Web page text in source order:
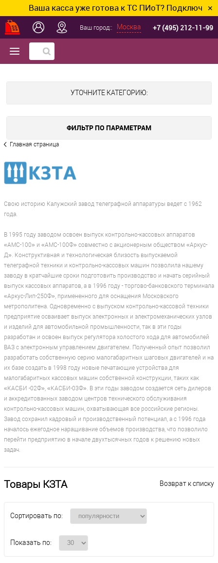
Ваша касса уже готова к ТС ПИоТ? Подключим и✕
Ваш город:: Москва +7 (495) 212-11-99
УТОЧНИТЕ КАТЕГОРИЮ:
ФИЛЬТР ПО ПАРАМЕТРАМ
Главная страница
Свою историю Калужский завод телеграфной аппаратуры ведет с 1962
года.
В 1995 году заводом освоен выпуск контрольно-кассовых аппаратов
«АМС-100» и «АМС-100Ф» совместно с акционерным обществом «Аркус-
Д». Конструктивная и технологическая близость выпускаемой
телеграфной техники и контрольно-кассовых машин позволила нашему
заводу в кратчайшие сроки подготовить производство и начать серийный
выпуск кассовых аппаратов, а в 1996 году - торгово-банковского терминала
«Аркус-Лип-250Ф», примененного для оснащения Московского
метрополитена. Одновременно с выпуском контрольно-кассовой техники
предприятие осваивает выпуск электронных и электромеханических узлов
и изделий для автомобильной промышленности, так в эти годы
разработан и освоен выпуск регулятора холостого хода для автомобилей
ВАЗ с электронным управлением двигателем. Полученный опыт позволил
разработать собственную серию малогабаритных шаговых двигателей и на
их базе создать в 1998 году новые печатающие устройства для
малогабаритных кассовых машин собственной конструкции, таких как
«КАСБИ -02Ф», «КАСБИ-03Ф». В эти годы заводом создается сеть дилеров
и аккредитованных заводом центров технического обслуживания
контрольно-кассовых машин, охватывающая все российские регионы.
Завод сохранил кадровый и производственный потенциал, а с 1996 года
началось ежегодное наращивание объемов производства, что позволило
перейти предприятию в начале двухтысячных годов к решению новых
задач.
Возврат к списку
Товары КЗТА
Сортировать по:
Показать по: